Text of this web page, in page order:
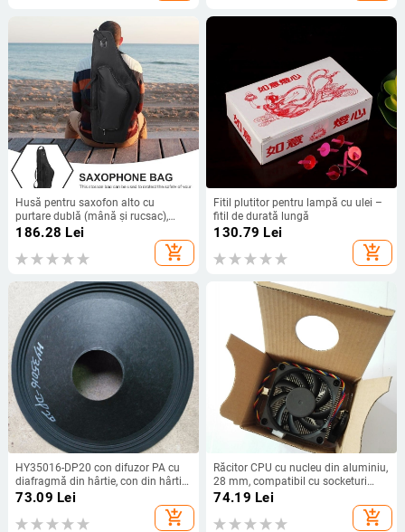
Husă pentru saxofon alto cu
purtare dublă (mână și rucsac),
construcție antișoc îmbunătățită și
186.28 Lei
add_shopping_cart
Fitil plutitor pentru lampă cu ulei –
fitil de durată lungă
130.79 Lei
add_shopping_cart
HY35016-DP20 con difuzor PA cu
diafragmă din hârtie, con din hârtie
unic, sistem magnetic dublu, pentru
73.09 Lei
add_shopping_cart
Răcitor CPU cu nucleu din aluminiu,
28 mm, compatibil cu socketuri
AMD AM2/AM3/AM4
74.19 Lei
add_shopping_cart